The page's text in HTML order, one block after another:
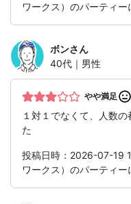
ワークス）のパーティー
ボンさん
40代｜男性
やや満足
１対１でなくて、人数
た
投稿日時：2026-07-19
ワークス）のパーティー